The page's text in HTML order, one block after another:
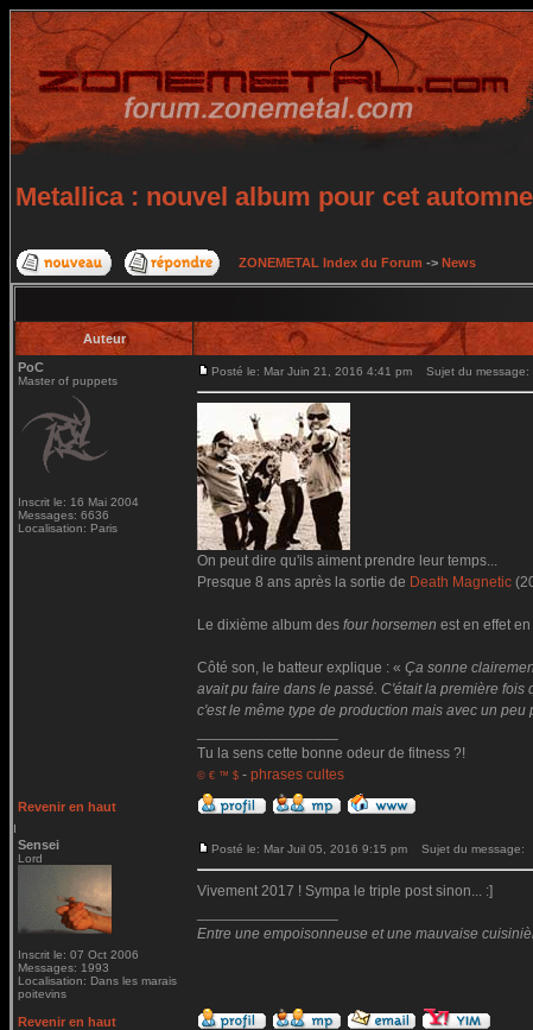
Metallica : nouvel album pour cet automne
ZONEMETAL Index du Forum -> News
Auteur
PoC
Master of puppets
Inscrit le: 16 Mai 2004
Messages: 6636
Localisation: Paris
Posté le: Mar Juin 21, 2016 4:41 pm Sujet du message:
On peut dire qu'ils aiment prendre leur temps...
Presque 8 ans après la sortie de Death Magnetic
Le dixième album des four horsemen est en effet
Côté son, le batteur explique : « Ça sonne
avait pu faire dans le passé. C'était la première
c'est le même type de production mais avec un
Tu la sens cette bonne odeur de fitness ?!
© € ™ $ - phrases cultes
Revenir en haut
Sensei
Lord
Inscrit le: 07 Oct 2006
Messages: 1993
Localisation: Dans les marais
poitevins
Posté le: Mar Juil 05, 2016 9:15 pm Sujet du message:
Vivement 2017 ! Sympa le triple post sinon... :]
Entre une empoisonneuse et une mauvaise
Revenir en haut